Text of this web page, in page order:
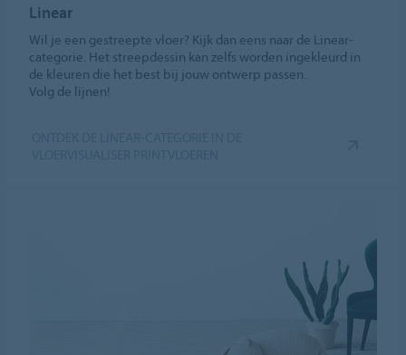
Linear
Wil je een gestreepte vloer? Kijk dan eens naar de Linear-
categorie. Het streepdessin kan zelfs worden ingekleurd in
de kleuren die het best bij jouw ontwerp passen.
Volg de lijnen!